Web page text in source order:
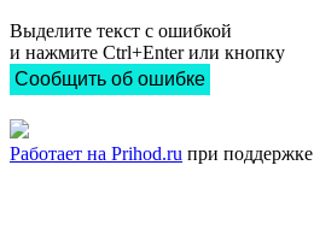
Выделите текст с ошибкой
и нажмите Ctrl+Enter или кнопку
Сообщить об ошибке
Работает на Prihod.ru при поддержке